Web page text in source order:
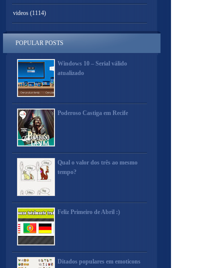
videos (1114)
POPULAR POSTS
Windows 10 – Serial válido
atualizado
Poderoso Castiga em Recife
Qual o valor dos três ao mesmo
tempo?
Feliz Primeiro de Abril :)
Ditados populares em emoticons